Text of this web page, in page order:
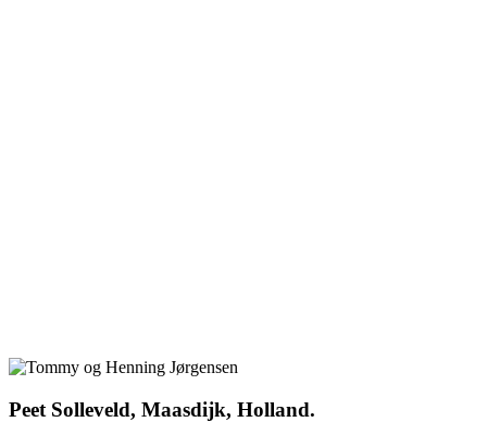
Peet Solleveld, Maasdijk, Holland.